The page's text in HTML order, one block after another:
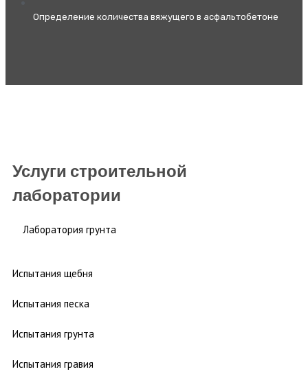
Определение количества вяжущего в асфальтобетоне
Услуги строительной
лаборатории
Лаборатория грунта
Испытания щебня
Испытания песка
Испытания грунта
Испытания гравия